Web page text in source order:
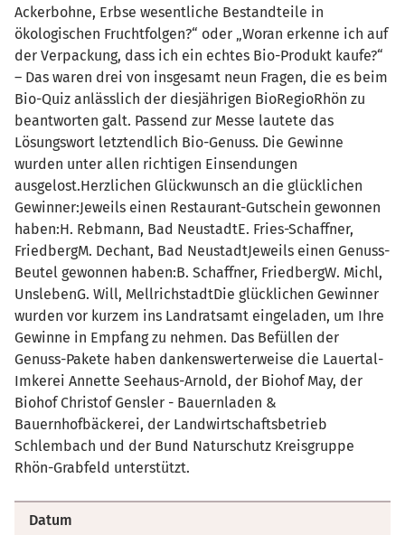
Ackerbohne, Erbse wesentliche Bestandteile in
ökologischen Fruchtfolgen?“ oder „Woran erkenne ich auf
der Verpackung, dass ich ein echtes Bio-Produkt kaufe?“
– Das waren drei von insgesamt neun Fragen, die es beim
Bio-Quiz anlässlich der diesjährigen BioRegioRhön zu
beantworten galt. Passend zur Messe lautete das
Lösungswort letztendlich Bio-Genuss. Die Gewinne
wurden unter allen richtigen Einsendungen
ausgelost.Herzlichen Glückwunsch an die glücklichen
Gewinner:Jeweils einen Restaurant-Gutschein gewonnen
haben:H. Rebmann, Bad NeustadtE. Fries-Schaffner,
FriedbergM. Dechant, Bad NeustadtJeweils einen Genuss-
Beutel gewonnen haben:B. Schaffner, FriedbergW. Michl,
UnslebenG. Will, MellrichstadtDie glücklichen Gewinner
wurden vor kurzem ins Landratsamt eingeladen, um Ihre
Gewinne in Empfang zu nehmen. Das Befüllen der
Genuss-Pakete haben dankenswerterweise die Lauertal-
Imkerei Annette Seehaus-Arnold, der Biohof May, der
Biohof Christof Gensler - Bauernladen &
Bauernhofbäckerei, der Landwirtschaftsbetrieb
Schlembach und der Bund Naturschutz Kreisgruppe
Rhön-Grabfeld unterstützt.
Datum